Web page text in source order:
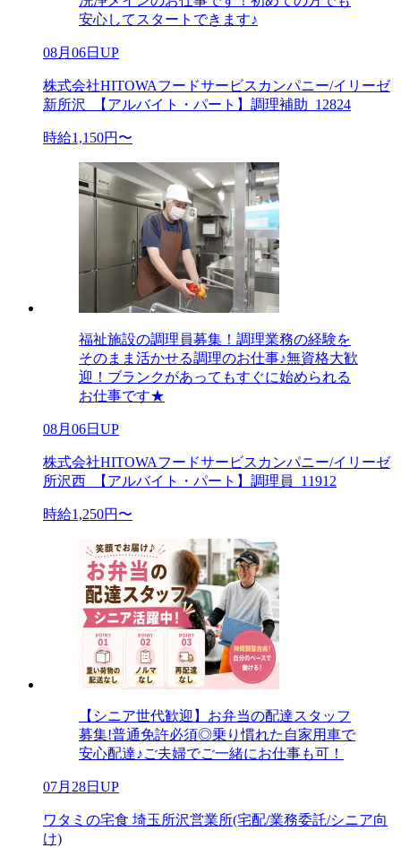
安心してスタートできます♪
08月06日UP
株式会社HITOWAフードサービスカンパニー/イリーゼ
新所沢_【アルバイト・パート】調理補助_12824
時給1,150円〜
福祉施設の調理員募集！調理業務の経験を
そのまま活かせる調理のお仕事♪無資格大歓
迎！ブランクがあってもすぐに始められる
お仕事です★
08月06日UP
株式会社HITOWAフードサービスカンパニー/イリーゼ
所沢西_【アルバイト・パート】調理員_11912
時給1,250円〜
【シニア世代歓迎】お弁当の配達スタッフ
募集!普通免許必須◎乗り慣れた自家用車で
安心配達♪ご夫婦でご一緒にお仕事も可！
07月28日UP
ワタミの宅食 埼玉所沢営業所(宅配/業務委託/シニア向
け)